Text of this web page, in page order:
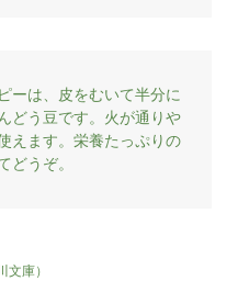
ーは、皮をむいて半分に
どう豆です。火が通りや
えます。栄養たっぷりの
どうぞ。
庫）